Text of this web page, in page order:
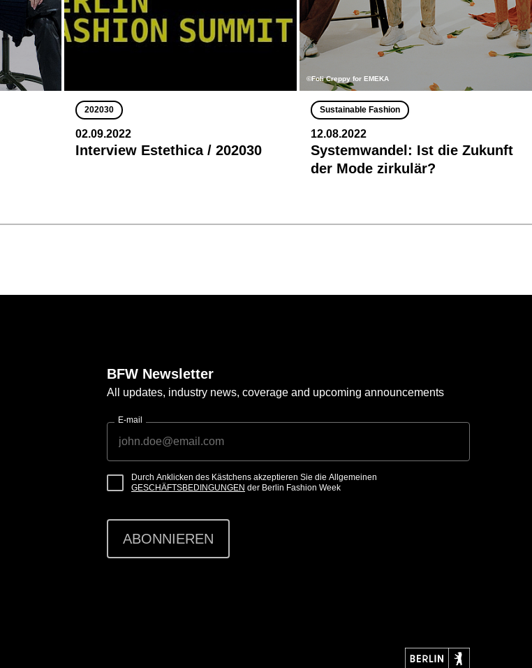
202030
02.09.2022
Interview Estethica / 202030
©Foli Creppy for EMEKA
Sustainable Fashion
12.08.2022
Systemwandel: Ist die Zukunft
der Mode zirkulär?
BFW Newsletter
All updates, industry news, coverage and upcoming announcements
E-mail
Durch Anklicken des Kästchens akzeptieren Sie die Allgemeinen
GESCHÄFTSBEDINGUNGEN der Berlin Fashion Week
ABONNIEREN